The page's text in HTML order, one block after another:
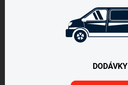
DODÁVKY